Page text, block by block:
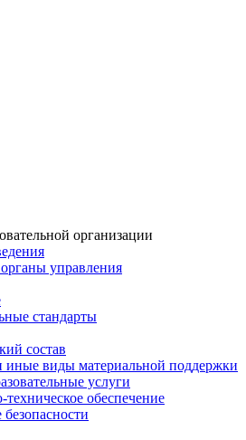
организации
управления
стандарты
состав
иные виды материальной поддержки
услуги
обеспечение